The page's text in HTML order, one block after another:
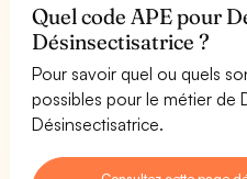
Quel code APE pour
Désinsectisatrice ?
Pour savoir quel ou quels
possibles pour le métier de
Désinsectisatrice.